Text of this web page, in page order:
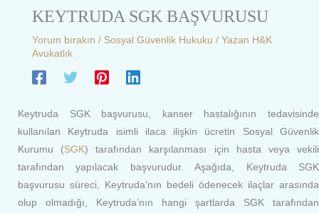
KEYTRUDA SGK BAŞVURUSU
Yorum bırakın / Sosyal Güvenlik Hukuku / Yazan H&K
Avukatlık
Keytruda SGK başvurusu, kanser hastalığının tedavisinde
kullanılan Keytruda isimli ilaca ilişkin ücretin Sosyal Güvenlik
Kurumu (SGK) tarafından karşılanması için hasta veya vekili
tarafından yapılacak başvurudur. Aşağıda, Keytruda SGK
başvurusu süreci, Keytruda’nın bedeli ödenecek ilaçlar arasında
olup olmadığı, Keytruda’nın hangi şartlarda SGK tarafından